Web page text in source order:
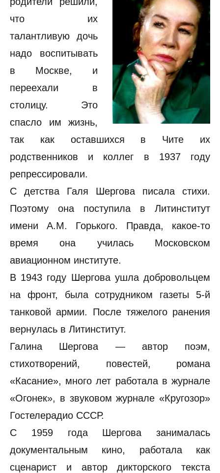
что их
талантливую дочь
надо воспитывать
в Москве, и
переехали в
столицу. Это
спасло им жизнь,
так как оставшихся в Чите их
родственников и коллег в 1937 году
репрессировали.
С детства Галя Шергова писала стихи.
Поэтому она поступила в Литинститут
имени А.М. Горького. Правда, какое-то
время она училась Московском
авиационном институте.
В 1943 году Шергова ушла добровольцем
на фронт, была сотрудником газеты 5-й
танковой армии. После тяжелого ранения
вернулась в Литинститут.
Галина Шергова — автор поэм,
стихотворений, повестей, романа
«Касание», много лет работала в журнале
«Огонек», в звуковом журнале «Кругозор»
Гостелерадио СССР.
С 1959 года Шергова занималась
документальным кино, работала как
сценарист и автор дикторского текста